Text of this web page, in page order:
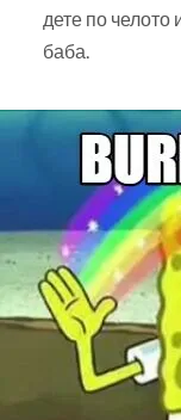
дете по челото
баба.